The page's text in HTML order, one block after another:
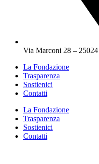
Via Marconi 28 –
La Fondazione
Trasparenza
Sostienici
Contatti
La Fondazione
Trasparenza
Sostienici
Contatti